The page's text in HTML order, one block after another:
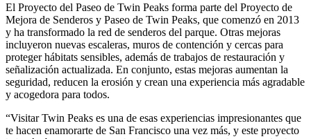
El Proyecto del Paseo de Twin Peaks forma parte del Proyecto de
Mejora de Senderos y Paseo de Twin Peaks, que comenzó en 2013
y ha transformado la red de senderos del parque. Otras mejoras
incluyeron nuevas escaleras, muros de contención y cercas para
proteger hábitats sensibles, además de trabajos de restauración y
señalización actualizada. En conjunto, estas mejoras aumentan la
seguridad, reducen la erosión y crean una experiencia más agradable
y acogedora para todos.
“Visitar Twin Peaks es una de esas experiencias impresionantes que
te hacen enamorarte de San Francisco una vez más, y este proyecto